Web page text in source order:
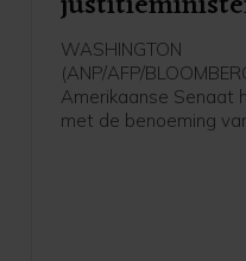
WASHINGTON
(ANP/AFP/
Amerikaanse Senaat
met de benoeming